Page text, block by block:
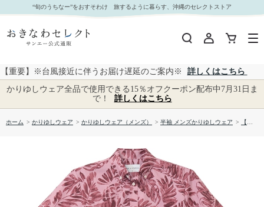
【送料無料】形態安定 フルーツリーフ柄 かりゆしウェアP1025-22｜おきなわセレクト サンエー
公式通販
“旬のうちなー”をおすそわけ 旅するように暮らす、沖縄のセレクトストア
【重要】※台風接近に伴うお届け遅延のご案内※
詳しくはこちら
かりゆしウェア全品で使用できる15％オフクーポン配布中7月31日ま
で！
詳しくはこちら
ホーム > かりゆしウェア > かりゆしウェア（メンズ） > 半袖 メンズかりゆしウェア > 【送料無料】形態安定 フルーツリーフ柄 かりゆしウェアP1025-22